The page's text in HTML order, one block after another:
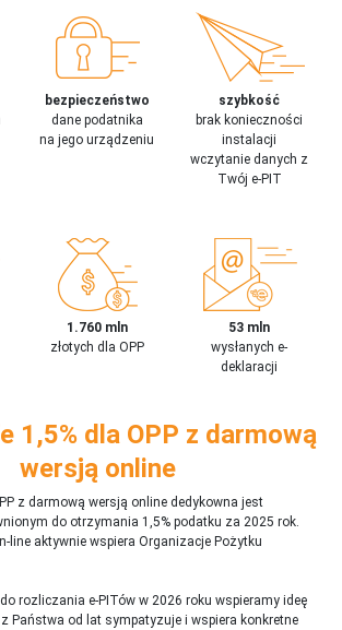
bezpieczeństwo
dane podatnika
na jego urządzeniu
szybkość
brak konieczności
instalacji
wczytanie danych z
Twój e-PIT
1.760 mln
złotych dla OPP
53 mln
wysłanych e-
deklaracji
1,5% dla OPP z darmową
wersją online
z darmową wersją online dedykowna jest
do otrzymania 1,5% podatku za 2025 rok.
line aktywnie wspiera Organizacje Pożytku
rozliczania e-PITów w 2026 roku wspieramy ideę
z Państwa od lat sympatyzuje i wspiera konkretne